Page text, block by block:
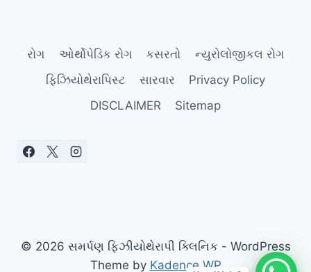
રોગ ઓર્થોપેડિક રોગ કસરતો
ન્યુરોલોજીકલ રોગ
ફિઝિયોથેરાપિસ્ટ
સારવાર
Privacy Policy
DISCLAIMER
Sitemap
© 2026 સમર્પણ ફિઝીયોથેરાપી ક્લિનિક - WordPress
Theme by Kadence WP